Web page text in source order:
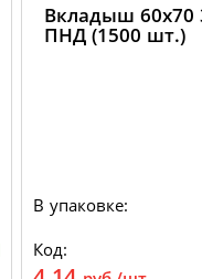
Вкладыш 60х70
ПНД (1500 шт.)
В упаковке:
Код: